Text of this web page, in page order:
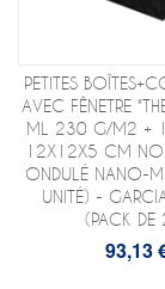
PETITES
AVEC FÊNETRE
ML 230 G/M2 +
12X12X5 CM
ONDULÉ NANO-
UNITÉ) -
(PACK DE
93,13